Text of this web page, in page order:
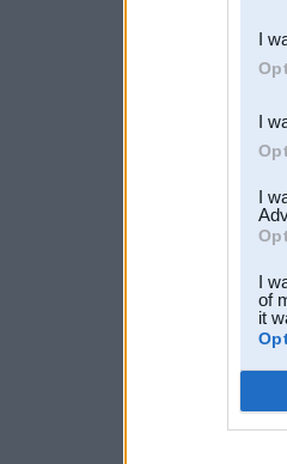
third
I
I
I
I
of
it